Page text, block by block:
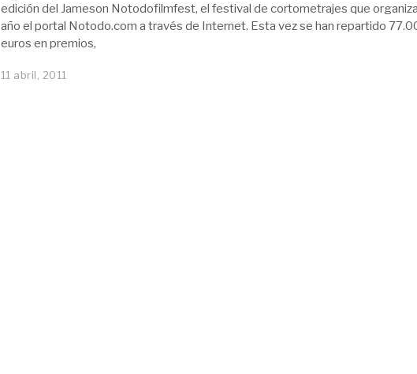
edición del Jameson Notodofilmfest, el festival de cortometrajes que
año el portal Notodo.com a través de Internet. Esta vez se han repartido
euros en premios,
11 abril, 2011